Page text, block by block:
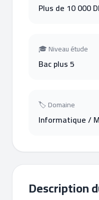
Plus de 10 000
🎓 Niveau étude
Bac plus 5
🏷 Domaine
Informatique /
Description